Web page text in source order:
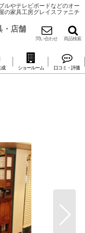
ルやテレビボードなどのオー
の家具工房グレイスファニチ
店舗
問い合わせ 商品検索
成 ショールーム 口コミ・評価